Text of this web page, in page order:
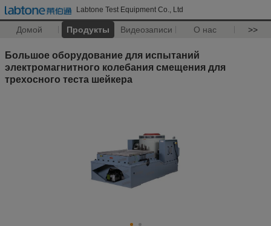
Labtone Test Equipment Co., Ltd
Домой Продукты Видеозаписи О нас >>
Большое оборудование для испытаний
электромагнитного колебания смещения для
трехосного теста шейкера